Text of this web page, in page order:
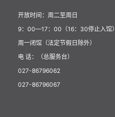
开放时间：周二至周日
9：00—17：00（16：30停止入馆）
周一闭馆（法定节假日除外）
电 话：（总服务台）
027-86796062
027-86796067